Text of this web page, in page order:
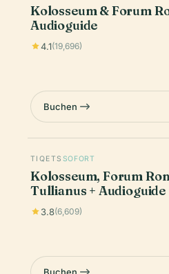
Kolosseum & Forum
Audioguide
4.1(19,696)
Buchen
TIQETS SOFORT
Kolosseum, Forum
Tullianus + Audioguide
3.8(6,609)
Buchen